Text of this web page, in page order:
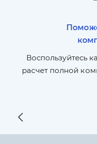
Воспользуйтесь
расчет полной